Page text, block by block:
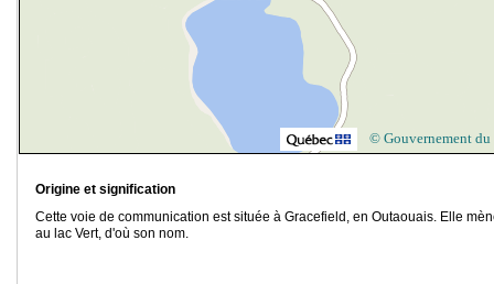
© Gouvernement du
Origine et signification
Cette voie de communication est située à Gracefield, en Outaouais. Elle
au lac Vert, d'où son nom.